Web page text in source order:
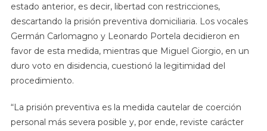
estado anterior, es decir, libertad con restricciones,
descartando la prisión preventiva domiciliaria. Los vocales
Germán Carlomagno y Leonardo Portela decidieron en
favor de esta medida, mientras que Miguel Giorgio, en un
duro voto en disidencia, cuestionó la legitimidad del
procedimiento.
“La prisión preventiva es la medida cautelar de coerción
personal más severa posible y, por ende, reviste carácter